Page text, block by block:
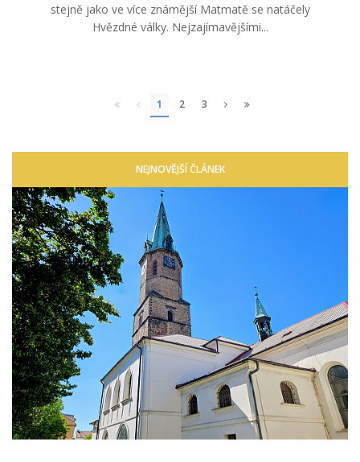
stejně jako ve více známější Matmatě se natáčely
Hvězdné války. Nejzajímavějšími...
1 2 3
NEJNOVĚJŠÍ ČLÁNEK